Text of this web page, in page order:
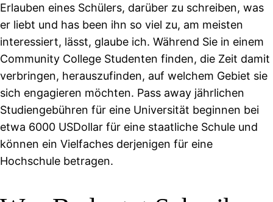
Erlauben eines Schülers, darüber zu schreiben, was
er liebt und has been ihn so viel zu, am meisten
interessiert, lässt, glaube ich. Während Sie in einem
Community College Studenten finden, die Zeit damit
verbringen, herauszufinden, auf welchem Gebiet sie
sich engagieren möchten. Pass away jährlichen
Studiengebühren für eine Universität beginnen bei
etwa 6000 USDollar für eine staatliche Schule und
können ein Vielfaches derjenigen für eine
Hochschule betragen.